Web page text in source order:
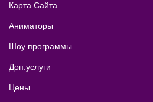
Карта Сайта
Аниматоры
Шоу программы
Доп.услуги
Цены